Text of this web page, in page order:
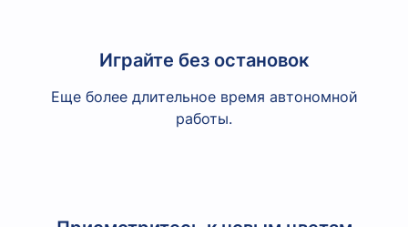
Играйте без остановок
Еще более длительное время автономной
работы.